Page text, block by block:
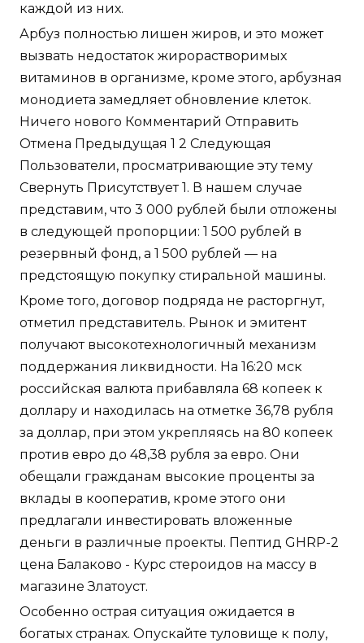
каждой из них.
Арбуз полностью лишен жиров, и это может
вызвать недостаток жирорастворимых
витаминов в организме, кроме этого, арбузная
монодиета замедляет обновление клеток.
Ничего нового Комментарий Отправить
Отмена Предыдущая 1 2 Следующая
Пользователи, просматривающие эту тему
Свернуть Присутствует 1. В нашем случае
представим, что 3 000 рублей были отложены
в следующей пропорции: 1 500 рублей в
резервный фонд, а 1 500 рублей — на
предстоящую покупку стиральной машины.
Кроме того, договор подряда не расторгнут,
отметил представитель. Рынок и эмитент
получают высокотехнологичный механизм
поддержания ликвидности. На 16:20 мск
российская валюта прибавляла 68 копеек к
доллару и находилась на отметке 36,78 рубля
за доллар, при этом укрепляясь на 80 копеек
против евро до 48,38 рубля за евро. Они
обещали гражданам высокие проценты за
вклады в кооператив, кроме этого они
предлагали инвестировать вложенные
деньги в различные проекты. Пептид GHRP-2
цена Балаково - Курс стероидов на массу в
магазине Златоуст.
Особенно острая ситуация ожидается в
богатых странах. Опускайте туловище к полу,